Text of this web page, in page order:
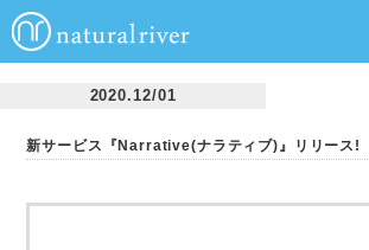
2020.12/01
新サービス『Narrative(ナラティブ)』リリース!